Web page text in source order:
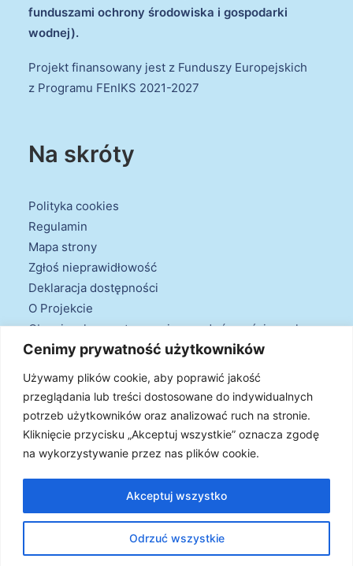
Cenimy prywatność użytkowników
Używamy plików cookie, aby poprawić jakość
przeglądania lub treści dostosowane do indywidualnych
potrzeb użytkowników oraz analizować ruch na stronie.
Kliknięcie przycisku „Akceptuj wszystkie” oznacza zgodę
na wykorzystywanie przez nas plików cookie.
Odrzuć wszystkie
Akceptuj wszystko
funduszami ochrony środowiska i gospodarki
wodnej).
Projekt finansowany jest z Funduszy Europejskich
z Programu FEnIKS 2021-2027
Na skróty
Polityka cookies
Regulamin
Mapa strony
Zgłoś nieprawidłowość
Deklaracja dostępności
O Projekcie
Obowiązek przestrzegania zasad równościowych
oraz warunków podstawowych
Klauzule informacyjne
zastrzeżone